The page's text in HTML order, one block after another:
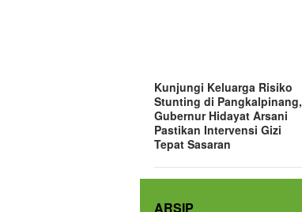
Kunjungi Keluarga Risiko
Stunting di Pangkalpinang,
Gubernur Hidayat Arsani
Pastikan Intervensi Gizi
Tepat Sasaran
ARSIP